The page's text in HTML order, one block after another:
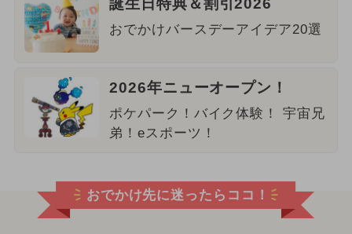
おでかけバースデーアイデア20選
2026年ニューオープン！
ポケパーク！バイク体験！ 宇宙兄
弟！eスポーツ！
おでかけ先に迷ったらココ！